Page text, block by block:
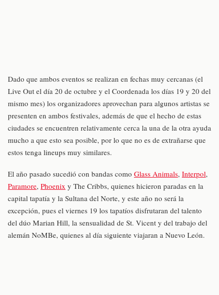
Dado que ambos eventos se realizan en fechas muy cercanas (el
Live Out el día 20 de octubre y el Coordenada los días 19 y 20 del
mismo mes) los organizadores aprovechan para algunos artistas se
presenten en ambos festivales, además de que el hecho de estas
ciudades se encuentren relativamente cerca la una de la otra ayuda
mucho a que esto sea posible, por lo que no es de extrañarse que
estos tenga lineups muy similares.
El año pasado sucedió con bandas como Glass Animals, Interpol,
Paramore, Phoenix y The Cribbs, quienes hicieron paradas en la
capital tapatía y la Sultana del Norte, y este año no será la
excepción, pues el viernes 19 los tapatíos disfrutaran del talento
del dúo Marian Hill, la sensualidad de St. Vicent y del trabajo del
alemán NoMBe, quienes al día siguiente viajaran a Nuevo León.